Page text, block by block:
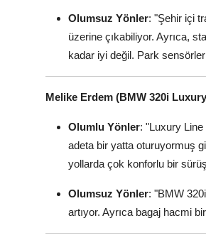
Olumsuz Yönler: "Şehir içi
üzerine çıkabiliyor. Ayrıca,
kadar iyi değil. Park
Melike Erdem (BMW 320i
Olumlu Yönler: "Luxury Line
adeta bir yatta oturuyormuş
yollarda çok konforlu bir
Olumsuz Yönler: "BMW
artıyor. Ayrıca bagaj hacmi